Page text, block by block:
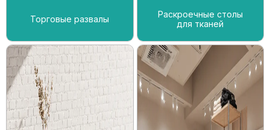
Торговые развалы
Раскроечные столы
для тканей